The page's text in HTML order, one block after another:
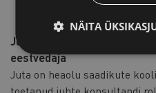
Juta Palmeri, Coach,
eestvedaja
Juta on heaolu saadikute
NÄITA